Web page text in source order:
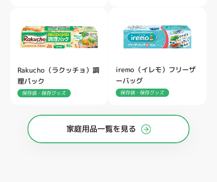
Rakucho（ラクッチョ）調
理パック
保存袋・保存グッズ
iremo（イレモ）フリーザ
ーバッグ
保存袋・保存グッズ
家庭用品一覧を見る